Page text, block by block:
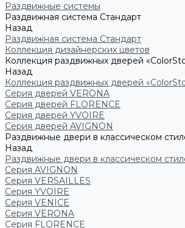
Раздвижные системы
Раздвижная система Стандарт
Назад
Раздвижная система Стандарт
Коллекция дизайнерских цветов
Коллекция раздвижных дверей
Назад
Коллекция раздвижных дверей
Серия дверей VERONA
Серия дверей FLORENCE
Серия дверей YVOIRE
Серия дверей AVIGNON
Раздвижные двери в классическом
Назад
Раздвижные двери в классическом
Серия AVIGNON
Серия VERSAILLES
Серия YVOIRE
Серия VENICE
Серия VERONA
Серия FLORENCE